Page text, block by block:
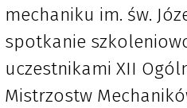
mechaniku im. św.
spotkanie
uczestnikami XII
Mistrzostw